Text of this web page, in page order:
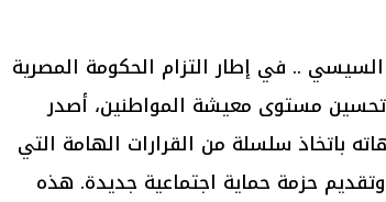
السيسي .. في إطار التزام الحكومة المصرية
مستوى معيشة المواطنين، أصدر
باتخاذ سلسلة من القرارات الهامة التي
وتقديم حزمة حماية اجتماعية جديدة. هذه